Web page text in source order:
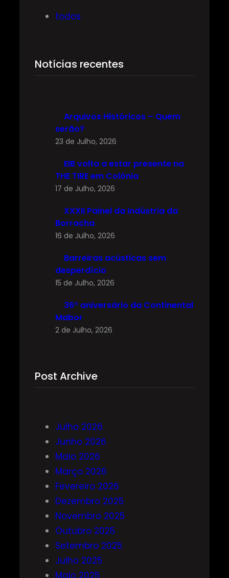
todos
Notícias recentes
Arquivos Históricos – Quem
serão?
23 de Julho, 2026
EIB volta a estar presente na
THE TIRE em Colónia
17 de Julho, 2026
XXXII Painel da Indústria da
Borracha
16 de Julho, 2026
Barreiras acústicas sem
desperdício
15 de Julho, 2026
36º aniversário da Continental
Mabor
2 de Julho, 2026
Post Archive
Julho 2026
Junho 2026
Maio 2026
Março 2026
Fevereiro 2026
Dezembro 2025
Novembro 2025
Outubro 2025
Setembro 2025
Julho 2025